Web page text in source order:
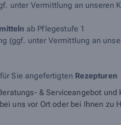
unter Vermittlung an unseren
ab Pflegestufe 1
(ggf. unter Vermittlung an
Sie angefertigten Rezepturen
& Serviceangebot
uns vor Ort oder bei Ihnen zu